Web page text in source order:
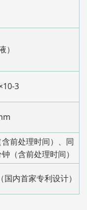
）
3
前处理时间）、同
（含前处理时间）
内首家专利设计）